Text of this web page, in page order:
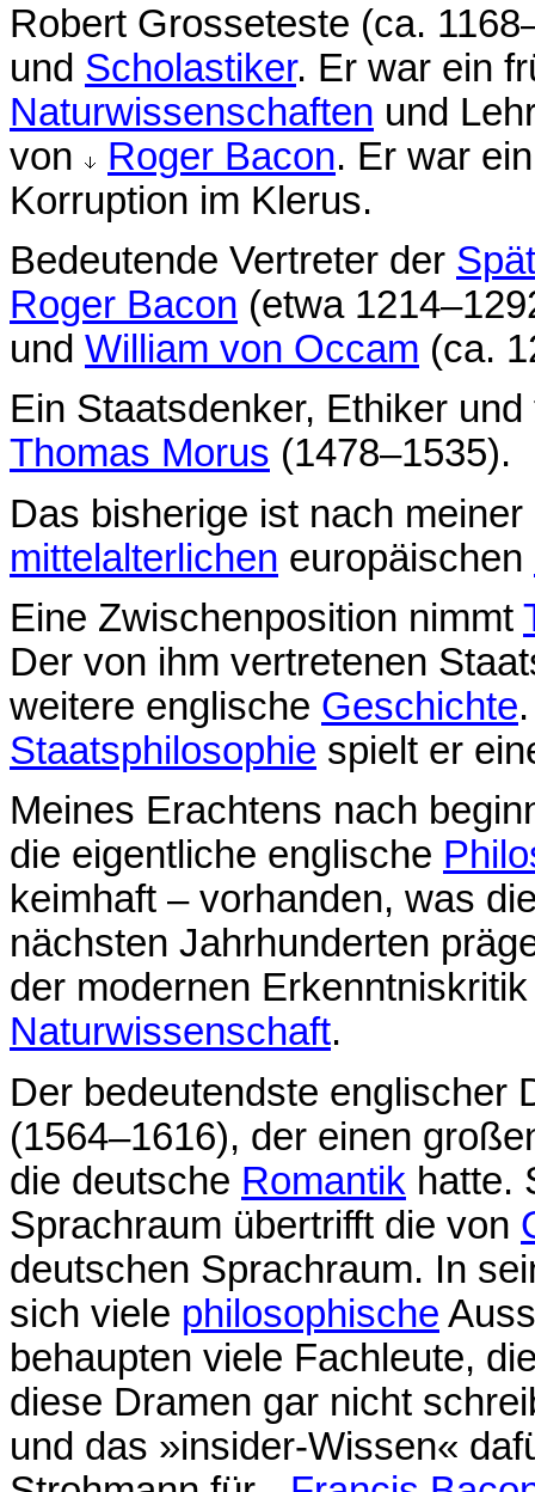
Robert Grosseteste (ca.
und Scholastiker. Er war ein
Naturwissenschaften und
von
Roger Bacon. Er war
Korruption im Klerus.
Bedeutende Vertreter der
Roger Bacon (etwa
und William von Occam (ca.
Ein Staatsdenker, Ethiker
Thomas Morus (1478–1535).
Das bisherige ist nach
mittelalterlichen europäischen
Eine Zwischenposition nimmt
Der von ihm vertretenen
weitere englische Geschichte
Staatsphilosophie spielt er
Meines Erachtens nach
die eigentliche englische
keimhaft – vorhanden, was
nächsten Jahrhunderten
der modernen
Naturwissenschaft.
Der bedeutendste englischer
(1564–1616), der einen
die deutsche Romantik hatte.
Sprachraum übertrifft die von
deutschen Sprachraum. In
sich viele philosophische
behaupten viele Fachleute,
diese Dramen gar nicht
und das »insider-Wissen«